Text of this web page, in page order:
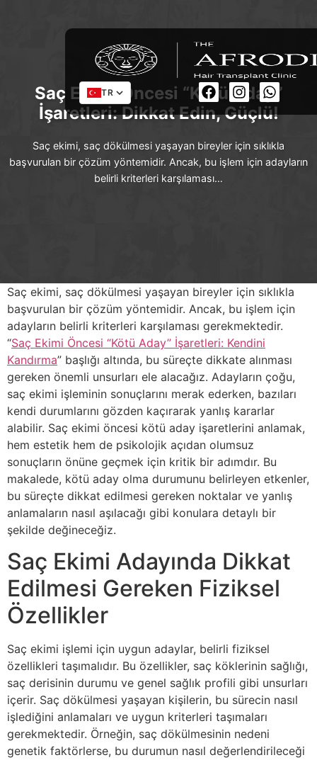
TR
Saç Ekimi Öncesi “Kötü Aday”
İşaretleri: Dikkat Edin, Güçlü!
Saç ekimi, saç dökülmesi yaşayan bireyler için sıklıkla
başvurulan bir çözüm yöntemidir. Ancak, bu işlem için adayların
belirli kriterleri karşılaması…
Saç ekimi, saç dökülmesi yaşayan bireyler için sıklıkla
başvurulan bir çözüm yöntemidir. Ancak, bu işlem için
adayların belirli kriterleri karşılaması gerekmektedir.
“Saç Ekimi Öncesi “Kötü Aday” İşaretleri: Kendini
Kandırma” başlığı altında, bu süreçte dikkate alınması
gereken önemli unsurları ele alacağız. Adayların çoğu,
saç ekimi işleminin sonuçlarını merak ederken, bazıları
kendi durumlarını gözden kaçırarak yanlış kararlar
alabilir. Saç ekimi öncesi kötü aday işaretlerini anlamak,
hem estetik hem de psikolojik açıdan olumsuz
sonuçların önüne geçmek için kritik bir adımdır. Bu
makalede, kötü aday olma durumunu belirleyen etkenler,
bu süreçte dikkat edilmesi gereken noktalar ve yanlış
anlamaların nasıl aşılacağı gibi konulara detaylı bir
şekilde değineceğiz.
Saç Ekimi Adayında Dikkat
Edilmesi Gereken Fiziksel
Özellikler
Saç ekimi işlemi için uygun adaylar, belirli fiziksel
özellikleri taşımalıdır. Bu özellikler, saç köklerinin sağlığı,
saç derisinin durumu ve genel sağlık profili gibi unsurları
içerir. Saç dökülmesi yaşayan kişilerin, bu sürecin nasıl
işlediğini anlamaları ve uygun kriterleri taşımaları
gerekmektedir. Örneğin, saç dökülmesinin nedeni
genetik faktörlerse, bu durumun nasıl değerlendirileceği